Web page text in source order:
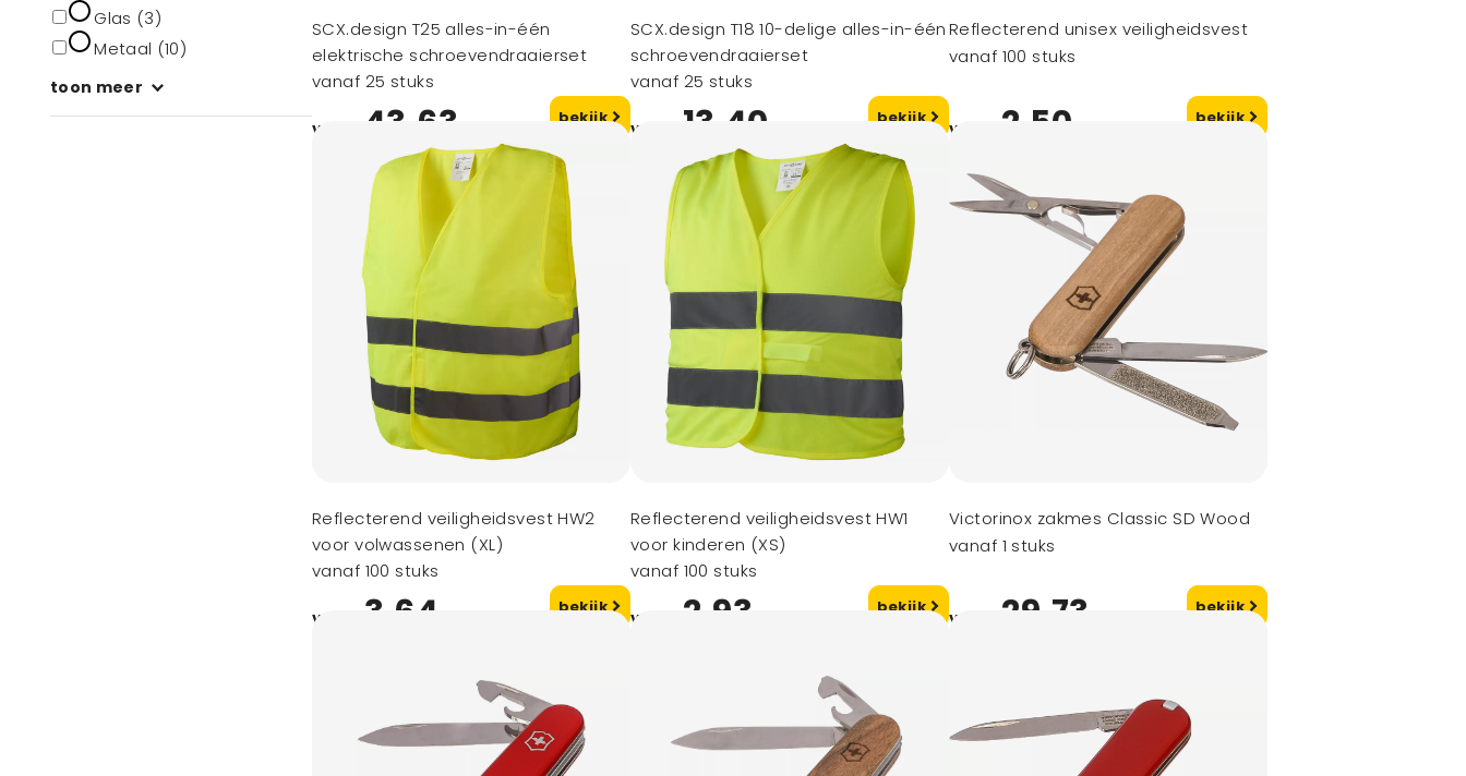
Glas (3)
Metaal (10)
toon meer
SCX.design T25 alles-in-één
elektrische schroevendraaierset
vanaf 25 stuks
vanaf 43,63 bekijk
SCX.design T18 10-delige alles-in-één
schroevendraaierset
vanaf 25 stuks
vanaf 13,40 bekijk
Reflecterend unisex veiligheidsvest
vanaf 100 stuks
vanaf 2,50 bekijk
Reflecterend veiligheidsvest HW2
voor volwassenen (XL)
vanaf 100 stuks
vanaf 3,64 bekijk
Reflecterend veiligheidsvest HW1
voor kinderen (XS)
vanaf 100 stuks
vanaf 2,93 bekijk
Victorinox zakmes Classic SD Wood
vanaf 1 stuks
vanaf 29,73 bekijk